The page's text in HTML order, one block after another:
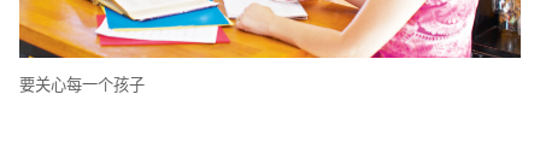
要关心每一个孩子